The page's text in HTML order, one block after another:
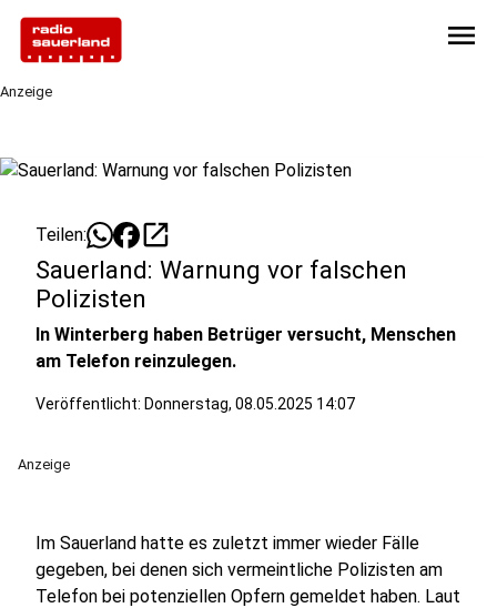
menu
Anzeige
Teilen: open_in_new
Sauerland: Warnung vor falschen
Polizisten
In Winterberg haben Betrüger versucht, Menschen
am Telefon reinzulegen.
Veröffentlicht: Donnerstag, 08.05.2025 14:07
Anzeige
Im Sauerland hatte es zuletzt immer wieder Fälle
gegeben, bei denen sich vermeintliche Polizisten am
Telefon bei potenziellen Opfern gemeldet haben. Laut